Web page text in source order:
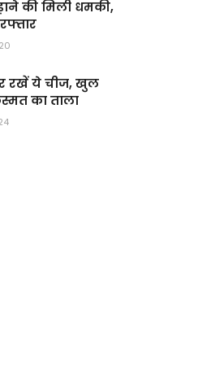
की मिली धमकी,
रखें ये चीज, खुल
का ताला